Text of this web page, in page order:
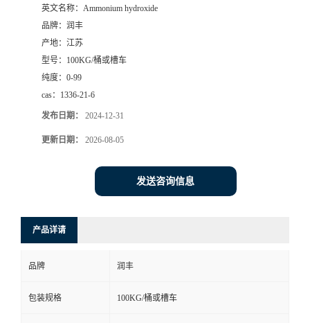
英文名称： Ammonium hydroxide
品牌： 润丰
产地： 江苏
型号： 100KG/桶或槽车
纯度： 0-99
cas： 1336-21-6
发布日期： 2024-12-31
更新日期： 2026-08-05
发送咨询信息
产品详请
品牌 润丰
包装规格 100KG/桶或槽车